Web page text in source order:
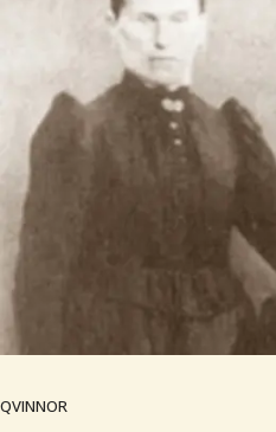
QVINNOR